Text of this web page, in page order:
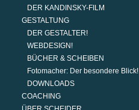
DER KANDINSKY-FILM
GESTALTUNG
DER GESTALTER!
WEBDESIGN!
BÜCHER & SCHEIBEN
Fotomacher: Der besondere Blick!
DOWNLOADS
COACHING